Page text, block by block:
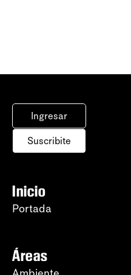
Ingresar
Suscribite
Inicio
Portada
Áreas